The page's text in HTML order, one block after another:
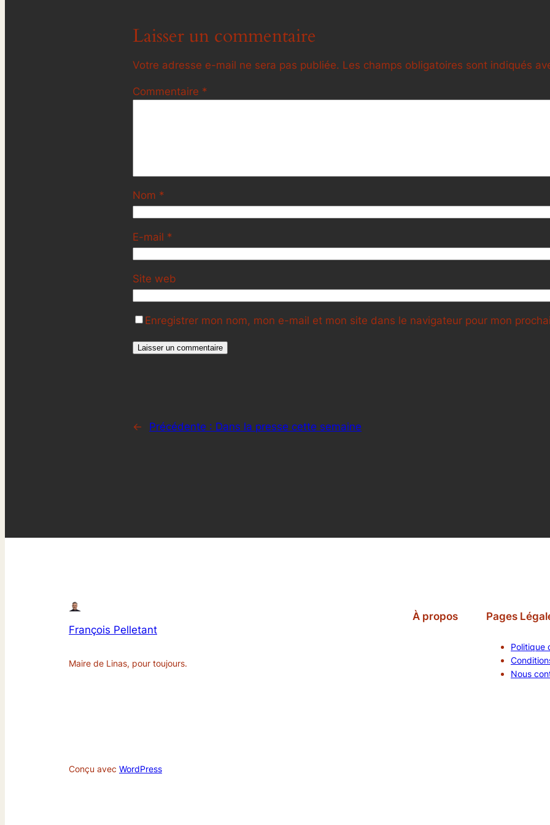
Laisser un commentaire
Votre adresse e-mail ne sera pas publiée. Les champs obligatoires sont indiqués
Commentaire *
Nom *
E-mail *
Site web
Enregistrer mon nom, mon e-mail et mon site dans le navigateur pour mon
← Précédente : Dans la presse cette semaine
François Pelletant
Maire de Linas, pour toujours.
À propos Pages
Politique
Nous
Conçu avec WordPress